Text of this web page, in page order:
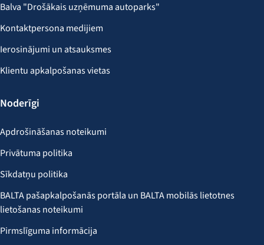
Balva "Drošākais uzņēmuma autoparks"
Kontaktpersona medijiem
Ierosinājumi un atsauksmes
Klientu apkalpošanas vietas
Noderīgi
Apdrošināšanas noteikumi
Privātuma politika
Sīkdatņu politika
BALTA pašapkalpošanās portāla un BALTA mobilās lietotnes
lietošanas noteikumi
Pirmslīguma informācija